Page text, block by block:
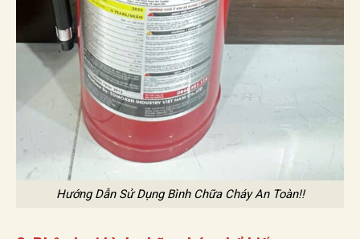
Hướng Dẫn Sử Dụng Bình Chữa Cháy An Toàn!!